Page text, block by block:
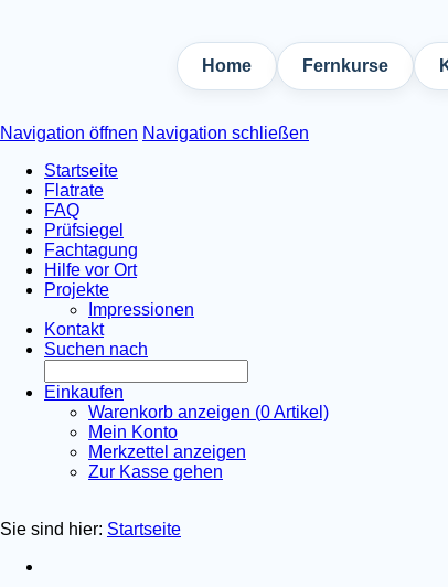
Home Fernkurse
Navigation öffnen Navigation schließen
Startseite
Flatrate
FAQ
Prüfsiegel
Fachtagung
Hilfe vor Ort
Projekte
Impressionen
Kontakt
Suchen nach
Einkaufen
Warenkorb anzeigen (0Artikel)
Mein Konto
Merkzettel anzeigen
Zur Kasse gehen
Sie sind hier: Startseite